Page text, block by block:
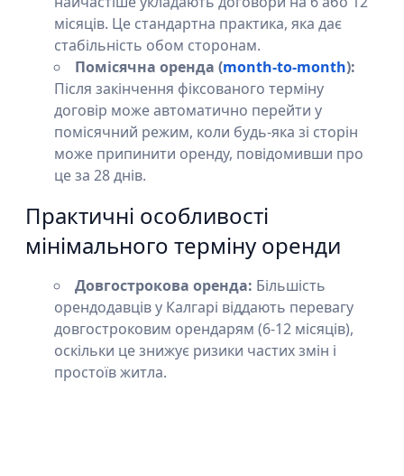
місяців. Це стандартна практика, яка дає
стабільність обом сторонам.
Помісячна оренда (month-to-month):
Після закінчення фіксованого терміну
договір може автоматично перейти у
помісячний режим, коли будь-яка зі сторін
може припинити оренду, повідомивши про
це за 28 днів.
Практичні особливості
мінімального терміну оренди
Довгострокова оренда: Більшість
орендодавців у Калгарі віддають перевагу
довгостроковим орендарям (6-12 місяців),
оскільки це знижує ризики частих змін і
простоїв житла.